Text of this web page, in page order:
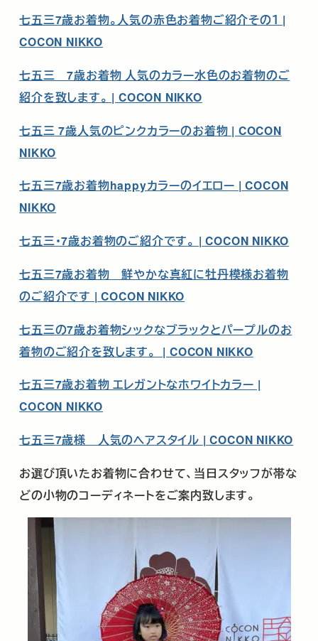
七五三7歳お着物。人気の赤色お着物ご紹介その１ |
COCON NIKKO
七五三 7歳お着物 人気のカラー水色のお着物のご
紹介を致します。 | COCON NIKKO
七五三 7歳人気のピンクカラーのお着物 | COCON
NIKKO
七五三7歳お着物happyカラーのイエロー | COCON
NIKKO
七五三・7歳お着物のご紹介です。 | COCON NIKKO
七五三7歳お着物 鮮やかな真紅に牡丹模様お着物
のご紹介です | COCON NIKKO
七五三の7歳お着物シックなブラックとパープルのお
着物のご紹介を致します。 | COCON NIKKO
七五三7歳お着物 エレガントなホワイトカラー |
COCON NIKKO
七五三7歳様 人気のヘアスタイル | COCON NIKKO
お選び頂いたお着物に合わせて、当日スタッフが帯な
どの小物のコーディネートをご案内致します。